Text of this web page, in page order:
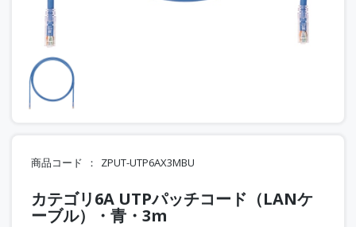
商品コード ZPUT-UTP6AX3MBU
カテゴリ6A UTPパッチコード（LANケ
ーブル）・青・3m